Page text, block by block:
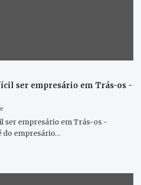
ser empresário em Trás-os -
ser empresário em Trás-os -
do empresário…